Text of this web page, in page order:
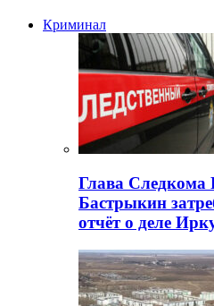
Криминал
Глава Следкома
Бастрыкин
отчёт о деле